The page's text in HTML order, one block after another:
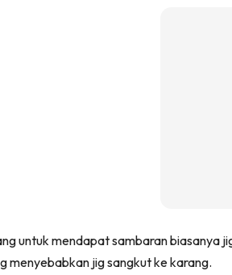
untuk mendapat sambaran biasanya
menyebabkan jig sangkut ke karang.